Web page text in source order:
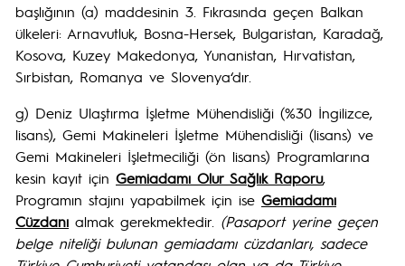
başlığının (a) maddesinin 3. Fıkrasında geçen Balkan
ülkeleri: Arnavutluk, Bosna-Hersek, Bulgaristan, Karadağ,
Kosova, Kuzey Makedonya, Yunanistan, Hırvatistan,
Sırbistan, Romanya ve Slovenya‘dır.
g) Deniz Ulaştırma İşletme Mühendisliği (%30 İngilizce,
lisans), Gemi Makineleri İşletme Mühendisliği (lisans) ve
Gemi Makineleri İşletmeciliği (ön lisans) Programlarına
kesin kayıt için Gemiadamı Olur Sağlık Raporu,
Programın stajını yapabilmek için ise Gemiadamı
Cüzdanı almak gerekmektedir. (Pasaport yerine geçen
belge niteliği bulunan gemiadamı cüzdanları, sadece